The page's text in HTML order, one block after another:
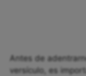
Antes de
versículo, es